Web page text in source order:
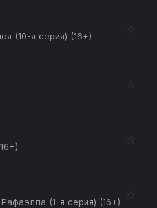
(10-я серия) (16+)
☆
☆
☆
(1-я серия) (16+)
☆